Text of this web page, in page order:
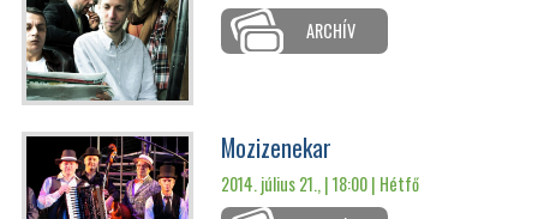
ARCHÍV
Mozizenekar
2014. július 21., | 18:00 | Hétfő